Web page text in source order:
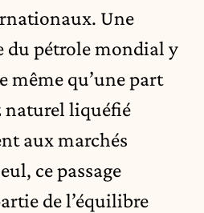
Une
du pétrole mondial y
même qu’une part
naturel liquéfié
aux marchés
ce passage
de l’équilibre